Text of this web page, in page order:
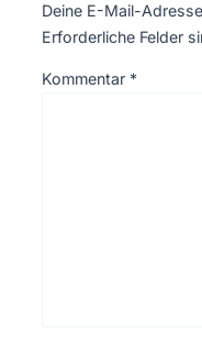
Deine E-Mail-
Erforderliche Felder
Kommentar *